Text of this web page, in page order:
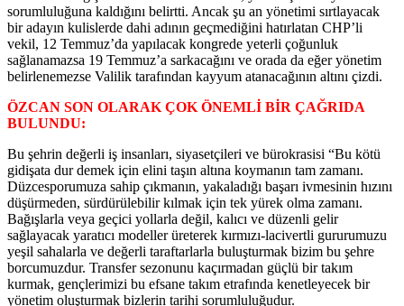
sorumluluğuna kaldığını belirtti. Ancak şu an yönetimi sırtlayacak
bir adayın kulislerde dahi adının geçmediğini hatırlatan CHP’li
vekil, 12 Temmuz’da yapılacak kongrede yeterli çoğunluk
sağlanamazsa 19 Temmuz’a sarkacağını ve orada da eğer yönetim
belirlenemezse Valilik tarafından kayyum atanacağının altını çizdi.
ÖZCAN SON OLARAK ÇOK ÖNEMLİ BİR ÇAĞRIDA
BULUNDU:
Bu şehrin değerli iş insanları, siyasetçileri ve bürokrasisi “Bu kötü
gidişata dur demek için elini taşın altına koymanın tam zamanı.
Düzcesporumuza sahip çıkmanın, yakaladığı başarı ivmesinin hızını
düşürmeden, sürdürülebilir kılmak için tek yürek olma zamanı.
Bağışlarla veya geçici yollarla değil, kalıcı ve düzenli gelir
sağlayacak yaratıcı modeller üreterek kırmızı-lacivertli gururumuzu
yeşil sahalarla ve değerli taraftarlarla buluşturmak bizim bu şehre
borcumuzdur. Transfer sezonunu kaçırmadan güçlü bir takım
kurmak, gençlerimizi bu efsane takım etrafında kenetleyecek bir
yönetim oluşturmak bizlerin tarihi sorumluluğudur.